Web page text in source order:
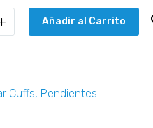
Añadir al Carrito
Cuffs, Pendientes